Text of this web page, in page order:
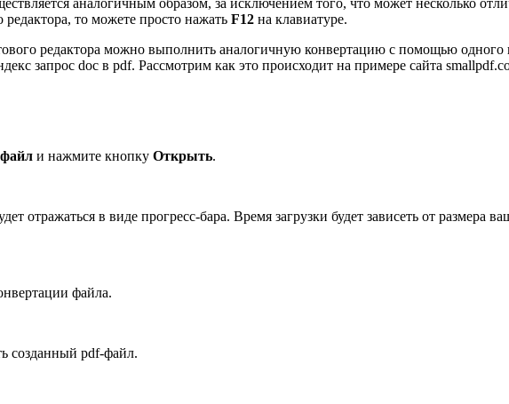
то можете просто нажать F12 на клавиатуре.
редактора можно выполнить аналогичную конвертацию с помощью
запрос doc в pdf. Рассмотрим как это происходит на примере сайта
и нажмите кнопку Открыть.
отражаться в виде прогресс-бара. Время загрузки будет зависеть от размера
файла.
созданный pdf-файл.